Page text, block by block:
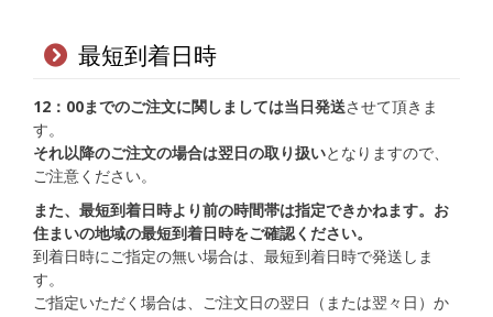
最短到着日時
12：00までのご注文に関しましては当日発送させて頂きま
す。
それ以降のご注文の場合は翌日の取り扱いとなりますので、
ご注意ください。
また、最短到着日時より前の時間帯は指定できかねます。お
住まいの地域の最短到着日時をご確認ください。
到着日時にご指定の無い場合は、最短到着日時で発送しま
す。
ご指定いただく場合は、ご注文日の翌日（または翌々日）か